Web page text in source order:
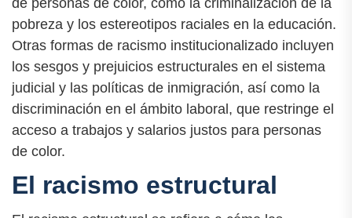
de personas de color, como la criminalización de la
pobreza y los estereotipos raciales en la educación.
Otras formas de racismo institucionalizado incluyen
los sesgos y prejuicios estructurales en el sistema
judicial y las políticas de inmigración, así como la
discriminación en el ámbito laboral, que restringe el
acceso a trabajos y salarios justos para personas
de color.
El racismo estructural